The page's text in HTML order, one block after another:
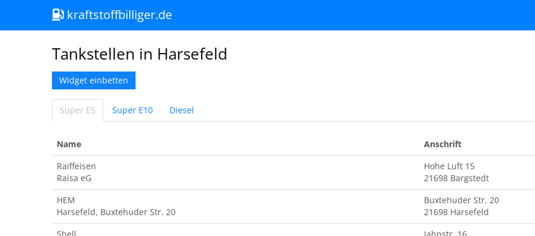
kraftstoffbilliger.de
Tankstellen in Harsefeld
Widget einbetten
Super E5 Super E10 Diesel
Name Anschrift
Raiffeisen
Raisa eG
Hohe Luft 15
21698 Bargstedt
HEM
Harsefeld, Buxtehuder Str. 20
Buxtehuder Str. 20
21698 Harsefeld